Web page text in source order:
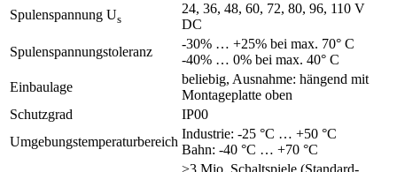
Spulenspannung Us
24, 36, 48, 60, 72, 80, 96, 110 V
DC
Spulenspannungstoleranz
-30% … +25% bei max. 70° C
-40% … 0% bei max. 40° C
Einbaulage
beliebig, Ausnahme: hängend mit
Montageplatte oben
Schutzgrad
IP00
Umgebungstemperaturbereich
Industrie: -25 °C … +50 °C
Bahn: -40 °C … +70 °C